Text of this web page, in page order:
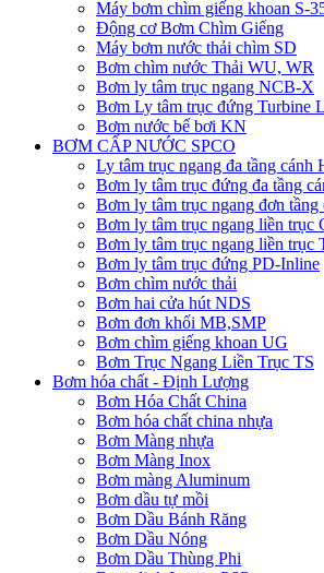
Máy bơm chìm giếng khoan S-
Động cơ Bơm Chìm Giếng
​Máy bơm nước thải chìm SD
Bơm chìm nước Thải WU, WR
Bơm ly tâm trục ngang NCB-X
Bơm Ly tâm trục đứng Turbine
Bơm nước bể bơi KN
BƠM CẤP NƯỚC SPCO
Ly tâm trục ngang đa tầng cánh
Bơm ly tâm trục đứng đa tầng
Bơm ly tâm trục ngang đơn tầng
Bơm ly tâm trục ngang liền trục
Bơm ly tâm trục ngang liền trục
Bơm ly tâm trục đứng PD-Inline
Bơm chìm nước thải
Bơm hai cửa hút NDS
Bơm đơn khối MB,SMP
Bơm chìm giếng khoan UG
Bơm Trục Ngang Liền Trục TS
Bơm hóa chất - Định Lượng
Bơm Hóa Chất China
Bơm hóa chất china nhựa
Bơm Màng nhựa
Bơm Màng Inox
Bơm màng Aluminum
Bơm dầu tự mồi
Bơm Dầu Bánh Răng
Bơm Dầu Nóng
Bơm Dầu Thùng Phi